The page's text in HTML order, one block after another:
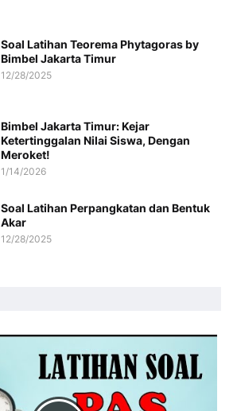
Soal Latihan Teorema Phytagoras by
Bimbel Jakarta Timur
12/28/2025
Bimbel Jakarta Timur: Kejar
Ketertinggalan Nilai Siswa, Dengan
Meroket!
1/14/2026
Soal Latihan Perpangkatan dan Bentuk
Akar
12/28/2025